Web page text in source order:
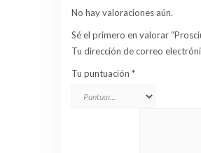
No hay valoraciones aún.
Sé el primero en valorar
Tu dirección de correo
Tu puntuación *